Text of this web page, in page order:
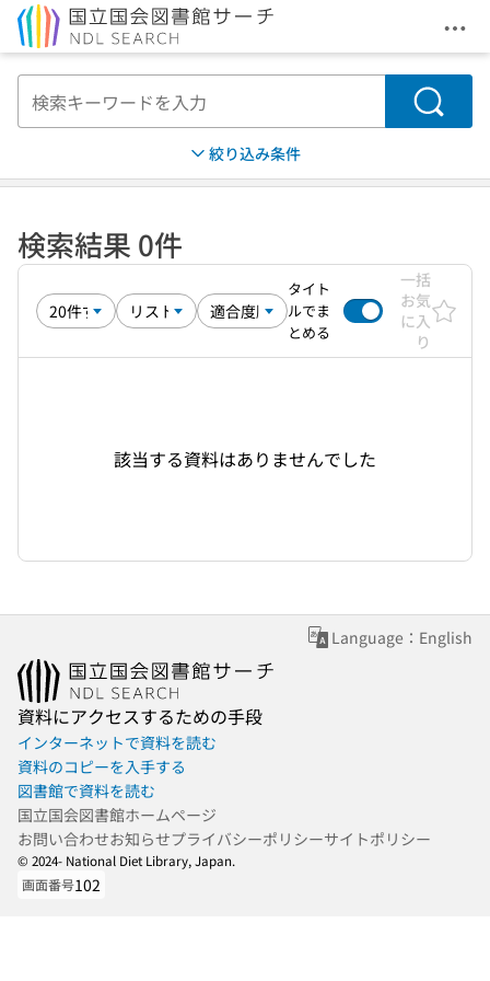
メ
検索
絞り込み条件
検索結果 0件
タイト
ルでま
とめる
一括
お気
に入
り
該当する資料はありませんでした
Language：English
資料にアクセスするための手段
インターネットで資料を読む
資料のコピーを入手する
図書館で資料を読む
国立国会図書館ホームページ
お問い合わせお知らせプライバシーポリシーサイトポリシー
© 2024- National Diet Library, Japan.
画面番号102